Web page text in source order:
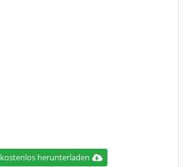
kostenlos herunterladen